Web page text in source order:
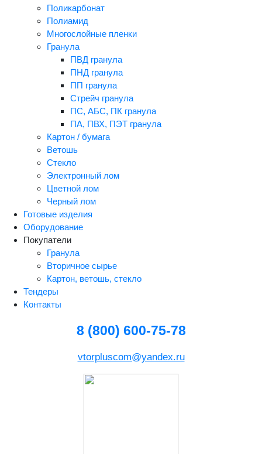
Поликарбонат
Полиамид
Многослойные пленки
Гранула
ПВД гранула
ПНД гранула
ПП гранула
Стрейч гранула
ПС, АБС, ПК гранула
ПА, ПВХ, ПЭТ гранула
Картон / бумага
Ветошь
Стекло
Электронный лом
Цветной лом
Черный лом
Готовые изделия
Оборудование
Покупатели
Гранула
Вторичное сырье
Картон, ветошь, стекло
Тендеры
Контакты
8 (800) 600-75-78
vtorpluscom@yandex.ru